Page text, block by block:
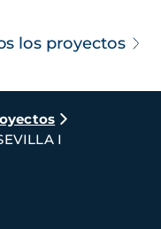
los proyectos
I